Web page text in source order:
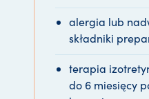
alergia lub
składniki
terapia
do 6 miesięcy